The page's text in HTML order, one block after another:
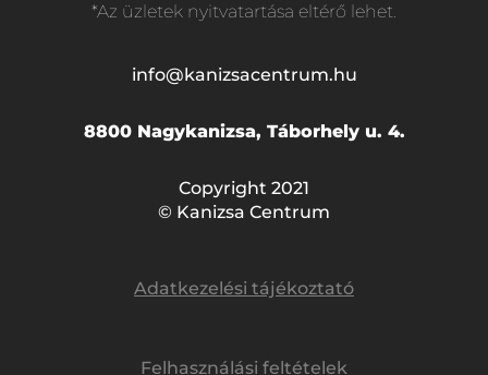
*Az üzletek nyitvatartása eltérő lehet.
info@kanizsacentrum.hu
8800 Nagykanizsa, Táborhely u. 4.
Copyright 2021
© Kanizsa Centrum
Adatkezelési tájékoztató
Felhasználási feltételek